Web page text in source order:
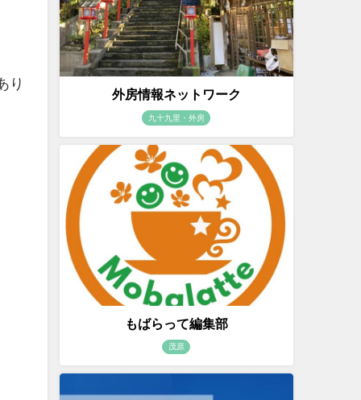
り
外房情報ネットワーク
九十九里・外房
もばらって編集部
茂原